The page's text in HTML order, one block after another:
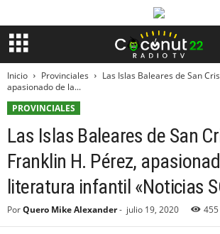
Inicio Provinciales
Las Islas Baleares de San
apasionado de la...
PROVINCIALES
Las Islas Baleares de San
Franklin H. Pérez,
literatura infantil «Noticias
PorQuero Mike Alexander- julio 19, 2020 455